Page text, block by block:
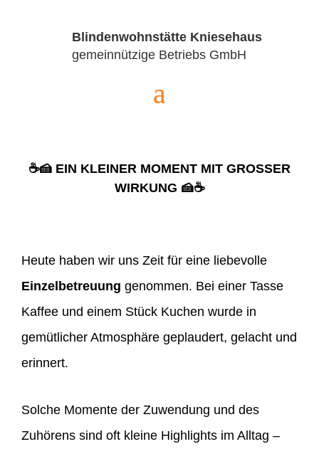
Blindenwohnstätte Kniesehaus
gemeinnützige Betriebs GmbH
☕🍰 EIN KLEINER MOMENT MIT GROSSER W
IRKUNG 🍰☕
Heute haben wir uns Zeit für eine liebevolle
Einzelbetreuung genommen. Bei einer Tasse
Kaffee und einem Stück Kuchen wurde in
gemütlicher Atmosphäre geplaudert, gelacht und
erinnert.
Solche Momente der Zuwendung und des
Zuhörens sind oft kleine Highlights im Alltag –